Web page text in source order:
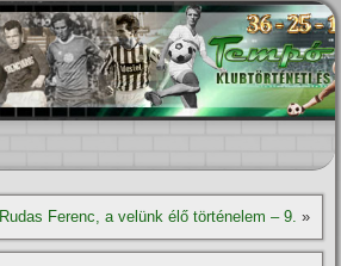
Rudas Ferenc, a velünk élő történelem – 9. »